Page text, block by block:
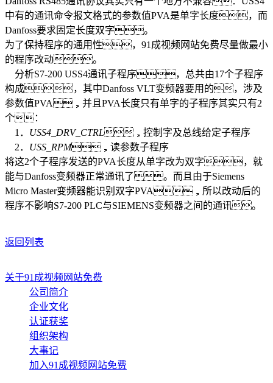
中有的通讯命令报文格式的参数值PVA是单字长度，而
Danfoss要求固定长度双字。
为了保持程序的通用性，91成视频网站免费尽量做最小
的程序改动。
分析S7-200 USS4通讯子程序，总共由17个子程序
构成，其中Danfoss VLT变频器要用的，涉及
参数值PVA，并且PVA长度只有单字的子程序其实只有2
个：
1． USS4_DRV_CTRL，控制字及总线给定子程序
2． USS_RPM，读参数子程序
将这2个子程序发送的PVA长度从单字改为双字，就
能与Danfoss变频器正常通讯了。而且由于Siemens
Micro Master变频器能识别双字PVA，所以改动后的
程序不影响S7-200 PLC与SIEMENS变频器之间的通讯。
返回列表
关于91成视频网站免费
公司简介
企业文化
认证获奖
组织架构
大事记
加入91成视频网站免费